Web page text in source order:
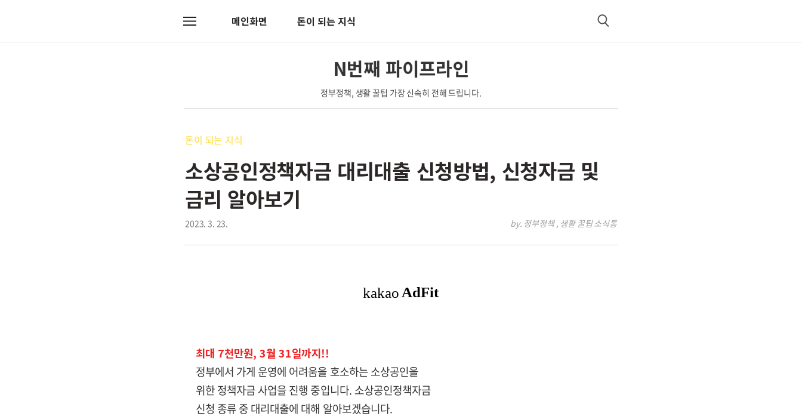
메인화면 돈이 되는 지식
메
검
N번째 파이프라인
정부정책, 생활 꿀팁 가장 신속히 전해 드립니다.
돈이 되는 지식
소상공인정책자금 대리대출 신청방법, 신청자금 및
금리 알아보기
2023. 3. 23. by. 정부정책 , 생활 꿀팁 소식통
최대 7천만원, 3월 31일까지!!
정부에서 가게 운영에 어려움을 호소하는 소상공인을
위한 정책자금 사업을 진행 중입니다. 소상공인정책자금
신청 종류 중 대리대출에 대해 알아보겠습니다.